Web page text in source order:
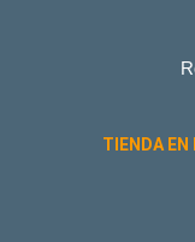
TIENDA EN